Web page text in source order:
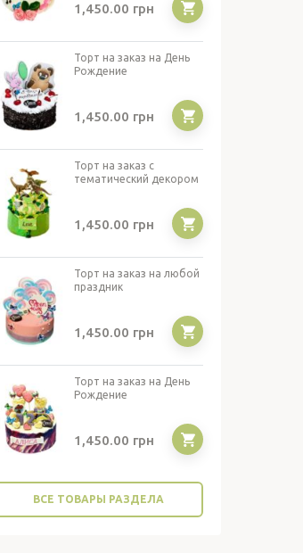
1,450.00 грн
Торт на заказ на День
Рождение
1,450.00 грн
Торт на заказ с
тематический декором
1,450.00 грн
Торт на заказ на любой
праздник
1,450.00 грн
Торт на заказ на День
Рождение
1,450.00 грн
ВСЕ ТОВАРЫ РАЗДЕЛА